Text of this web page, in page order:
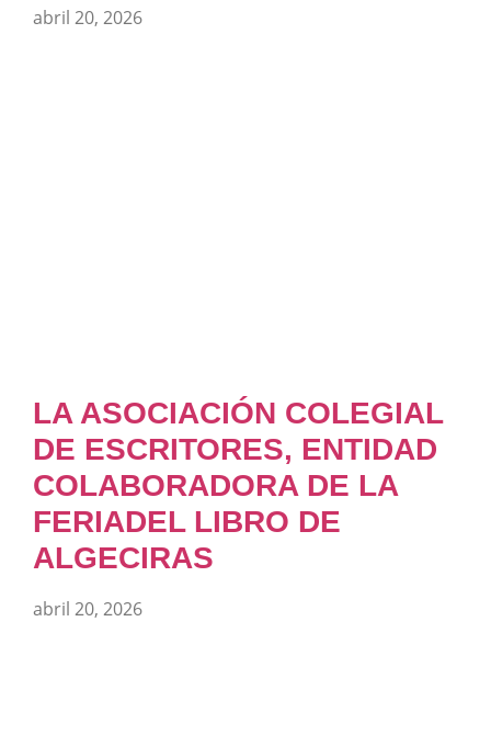
abril 20, 2026
LA ASOCIACIÓN COLEGIAL
DE ESCRITORES, ENTIDAD
COLABORADORA DE LA
FERIADEL LIBRO DE
ALGECIRAS
abril 20, 2026